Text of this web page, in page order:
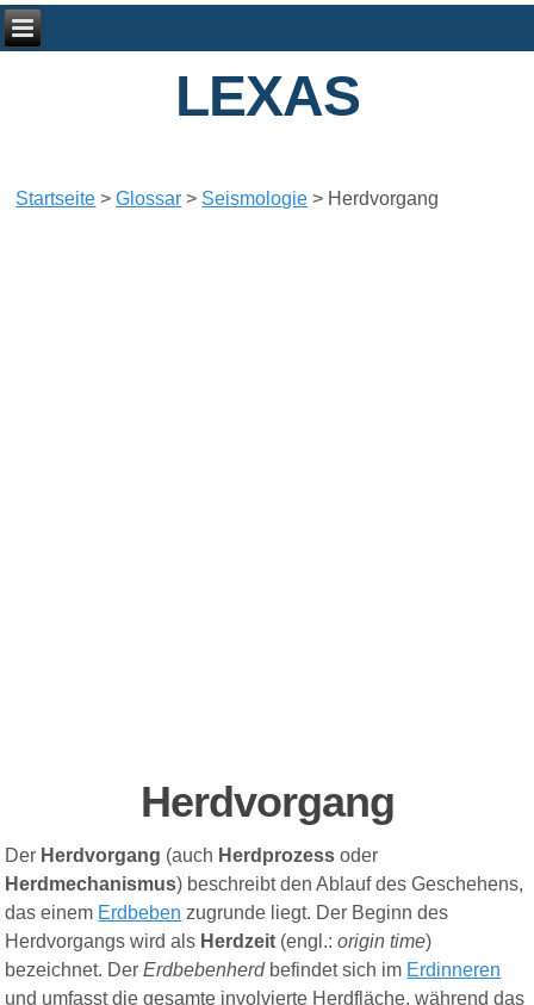
LEXAS
Startseite >Glossar > Seismologie > Herdvorgang
Herdvorgang
Der Herdvorgang (auch Herdprozess oder
Herdmechanismus) beschreibt den Ablauf des Geschehens,
das einem Erdbeben zugrunde liegt. Der Beginn des
Herdvorgangs wird als Herdzeit (engl.:origin time)
bezeichnet. DerErdbebenherd befindet sich im Erdinneren
und umfasst die gesamte involvierte Herdfläche, während das